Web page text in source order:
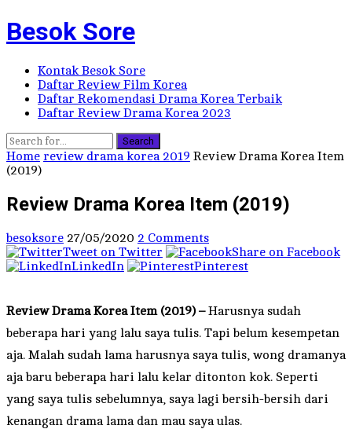
Besok Sore
Kontak Besok Sore
Daftar Review Film Korea
Daftar Rekomendasi Drama Korea Terbaik
Daftar Review Drama Korea 2023
Search
Home review drama korea 2019 Review Drama Korea Item
(2019)
Review Drama Korea Item (2019)
besoksore 27/05/2020 2 Comments
Tweet on Twitter
Share on Facebook
LinkedIn
Pinterest
Review Drama Korea Item (2019) –Harusnya sudah
beberapa hari yang lalu saya tulis. Tapi belum kesempetan
aja. Malah sudah lama harusnya saya tulis, wong dramanya
aja baru beberapa hari lalu kelar ditonton kok. Seperti
yang saya tulis sebelumnya, saya lagi bersih-bersih dari
kenangan drama lama dan mau saya ulas.